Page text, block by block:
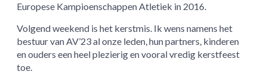
Europese Kampioenschappen Atletiek in 2016.
Volgend weekend is het kerstmis. Ik wens namens het
bestuur van AV’23 al onze leden, hun partners, kinderen
en ouders een heel plezierig en vooral vredig kerstfeest
toe.